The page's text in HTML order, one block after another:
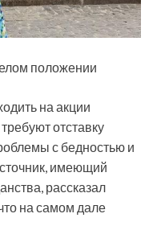
положении
на акции
отставку
с бедностью и
имеющий
рассказал
на самом дале